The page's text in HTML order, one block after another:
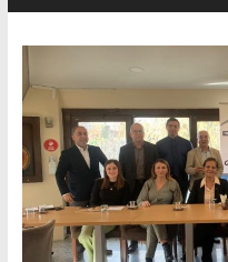
(TÖK)
Tüketici
Örgütleri
Konfederasyonu
(TÖK)